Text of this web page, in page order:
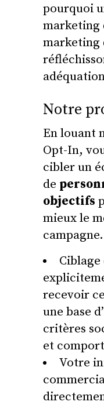
pourquoi
marketing
marketing
Notre
En louant
Opt-In,
cibler un
de
objectifs
mieux le
campagne.
recevoir
une base
critères
et
Votre